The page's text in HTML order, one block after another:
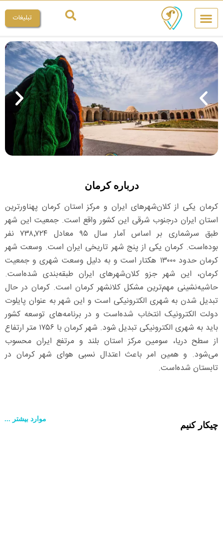
تبلیغات
درباره کرمان
کرمان یکی از کلان‌شهرهای ایران و مرکز استان کرمان پهناورترین
استان ایران درجنوب شرقی این کشور واقع است. جمعیت این شهر
طبق سرشماری بر اساس آمار سال ۹۵ معادل ۷۳۸٬۷۲۴ نفر
بوده‌است. کرمان یکی از پنج شهر تاریخی ایران است. وسعت شهر
کرمان حدود ۱۳۰۰۰ هکتار است و به دلیل وسعت شهری و جمعیت
کرمان، این شهر جزو کلان‌شهرهای ایران طبقه‌بندی شده‌است.
حاشیه‌نشینی مهم‌ترین مشکل کلانشهر کرمان است. کرمان در حال
تبدیل شدن به شهری الکترونیکی است و این شهر به عنوان پایلوت
دولت الکترونیک انتخاب شده‌است و در برنامه‌های توسعه کشور
باید به شهری الکترونیکی تبدیل شود. شهر کرمان با ۱۷۵۶ متر ارتفاع
از سطح دریا، سومین مرکز استان بلند و مرتفع ایران محسوب
می‌شود. و همین امر باعث اعتدال نسبی هوای شهر کرمان در
تابستان شده‌است.
چیکار کنیم
موارد بیشتر ...